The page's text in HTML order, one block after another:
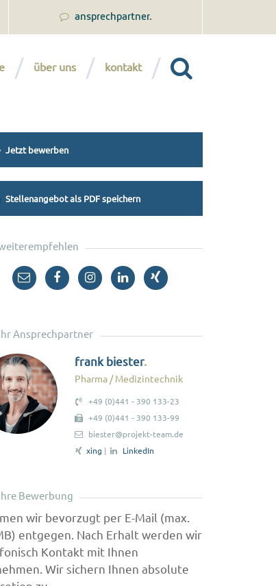
ansprechpartner.
über uns kontakt
Jetzt bewerben
Stellenangebot als PDF speichern
Ansprechpartner
frank biester
Pharma / Medizintechnik
+49 (0)441 - 390 133-23
+49 (0)441 - 390 133-99
biester@projekt-team.de
xing | LinkedIn
Bewerbung
wir bevorzugt per E-Mail (max.
entgegen. Nach Erhalt werden wir
Kontakt mit Ihnen
Wir sichern Ihnen absolute